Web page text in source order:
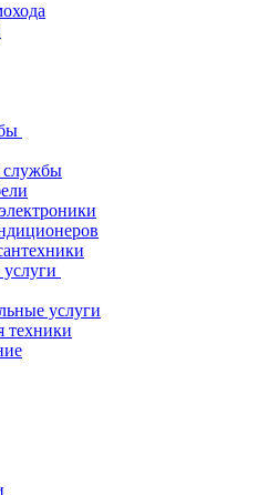
службы
услуги
техники